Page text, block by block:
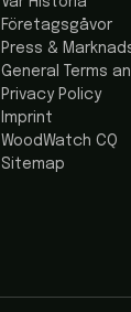
Företagsgåvor
Press &
General Terms
Privacy Policy
Imprint
WoodWatch CQ
Sitemap